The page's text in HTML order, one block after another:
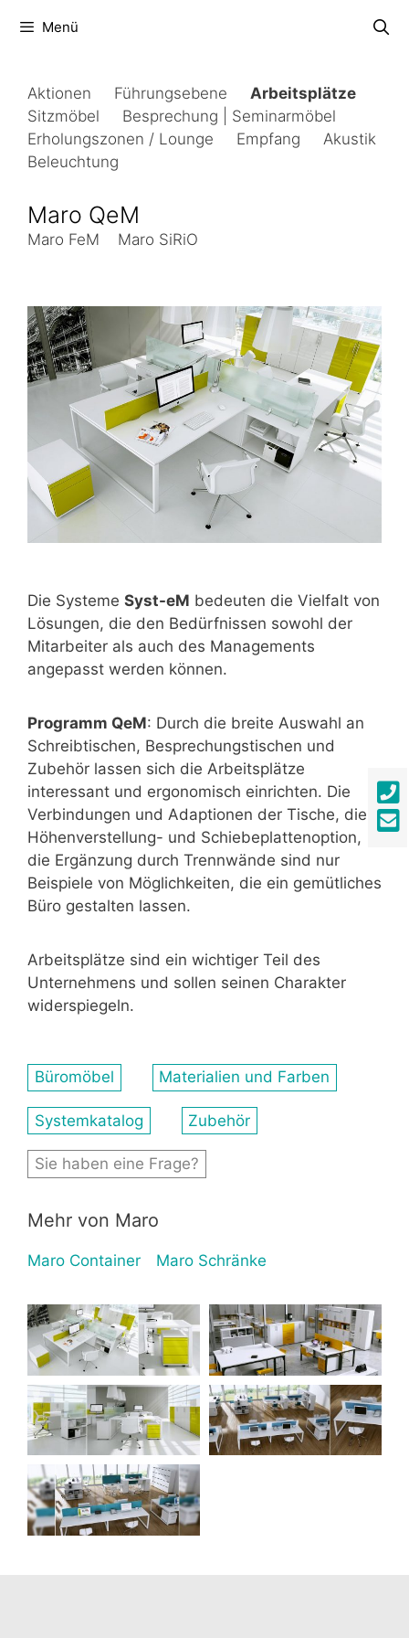
Inhalt Menü
Aktionen Führungsebene
Arbeitsplätze
Sitzmöbel
Besprechung | Seminarmöbel
Erholungszonen / Lounge
Empfang
Akustik
Beleuchtung
Maro QeM
Maro FeM Maro SiRiO
Die Systeme Syst-eM bedeuten die Vielfalt von
Lösungen, die den Bedürfnissen sowohl der
Mitarbeiter als auch des Managements
angepasst werden können.
Programm QeM: Durch die breite Auswahl an
Schreibtischen, Besprechungstischen und
Zubehör lassen sich die Arbeitsplätze
interessant und ergonomisch einrichten. Die
Verbindungen und Adaptionen der Tische, die
Höhenverstellung- und Schiebeplattenoption,
die Ergänzung durch Trennwände sind nur
Beispiele von Möglichkeiten, die ein gemütliches
Büro gestalten lassen.
Arbeitsplätze sind ein wichtiger Teil des
Unternehmens und sollen seinen Charakter
widerspiegeln.
Büromöbel Materialien und Farben
Systemkatalog Zubehör
Sie haben eine Frage?
Mehr von Maro
Maro Container Maro Schränke